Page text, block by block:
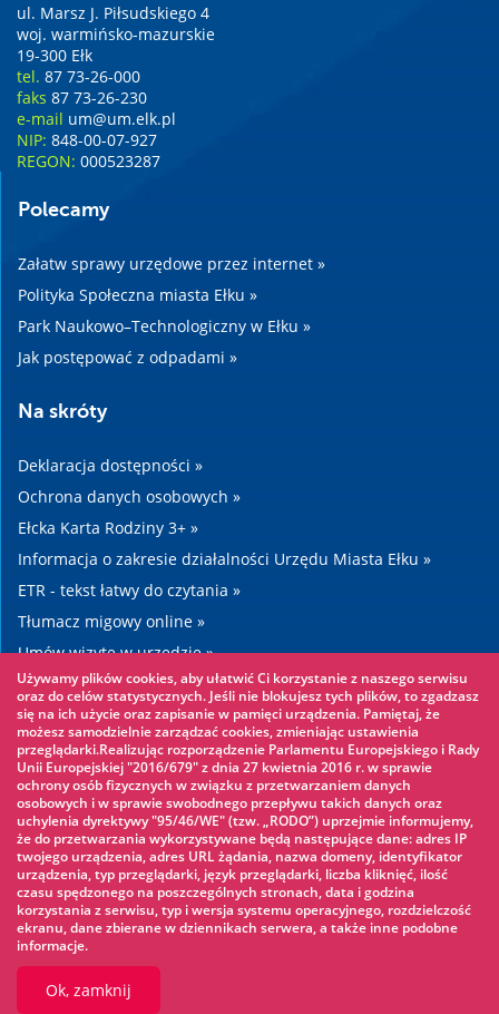
ul. Marsz J. Piłsudskiego 4
woj. warmińsko-mazurskie
19-300 Ełk
tel. 87 73-26-000
faks 87 73-26-230
e-mail um@um.elk.pl
NIP: 848-00-07-927
REGON: 000523287
Polecamy
Załatw sprawy urzędowe przez internet »
Polityka Społeczna miasta Ełku »
Park Naukowo–Technologiczny w Ełku »
Jak postępować z odpadami »
Na skróty
Deklaracja dostępności »
Ochrona danych osobowych »
Ełcka Karta Rodziny 3+ »
Informacja o zakresie działalności Urzędu Miasta Ełku »
ETR - tekst łatwy do czytania »
Tłumacz migowy online »
Umów wizytę w urzędzie »
Drogi »
Warto zobaczyć
Park linowy »
Park Wodny »
Lodowisko »
KINOECK »
Muzeum »
© 2026 UM Ełk
Używamy plików cookies, aby ułatwić Ci korzystanie z naszego serwisu
oraz do celów statystycznych. Jeśli nie blokujesz tych plików, to zgadzasz
się na ich użycie oraz zapisanie w pamięci urządzenia. Pamiętaj, że
możesz samodzielnie zarządzać cookies, zmieniając ustawienia
przeglądarki.Realizując rozporządzenie Parlamentu Europejskiego i Rady
Unii Europejskiej "2016/679" z dnia 27 kwietnia 2016 r. w sprawie
ochrony osób fizycznych w związku z przetwarzaniem danych
osobowych i w sprawie swobodnego przepływu takich danych oraz
uchylenia dyrektywy "95/46/WE" (tzw. „RODO”) uprzejmie informujemy,
że do przetwarzania wykorzystywane będą następujące dane: adres IP
twojego urządzenia, adres URL żądania, nazwa domeny, identyfikator
urządzenia, typ przeglądarki, język przeglądarki, liczba kliknięć, ilość
czasu spędzonego na poszczególnych stronach, data i godzina
korzystania z serwisu, typ i wersja systemu operacyjnego, rozdzielczość
ekranu, dane zbierane w dziennikach serwera, a także inne podobne
informacje.
Ok, zamknij